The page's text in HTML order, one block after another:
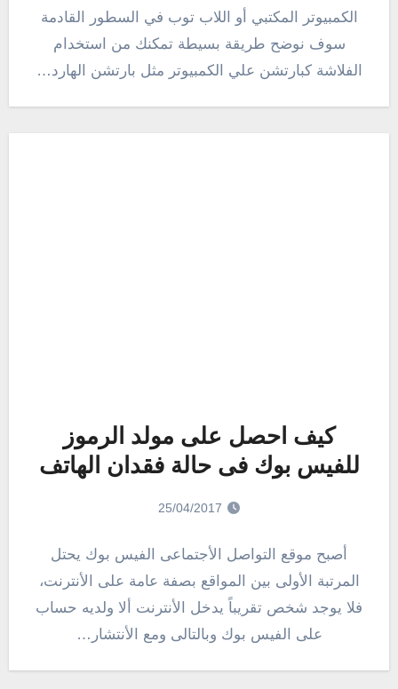
الكمبيوتر المكتبي أو اللاب توب في السطور القادمة
سوف نوضح طريقة بسيطة تمكنك من استخدام
الفلاشة كبارتشن علي الكمبيوتر مثل بارتشن الهارد…
كيف احصل على مولد الرموز
للفيس بوك فى حالة فقدان الهاتف
25/04/2017
أصبح موقع التواصل الأجتماعى الفيس بوك يحتل
المرتبة الأولى بين المواقع بصفة عامة على الأنترنت،
فلا يوجد شخص تقريباً يدخل الأنترنت ألا ولديه حساب
على الفيس بوك وبالتالى ومع الأنتشار…